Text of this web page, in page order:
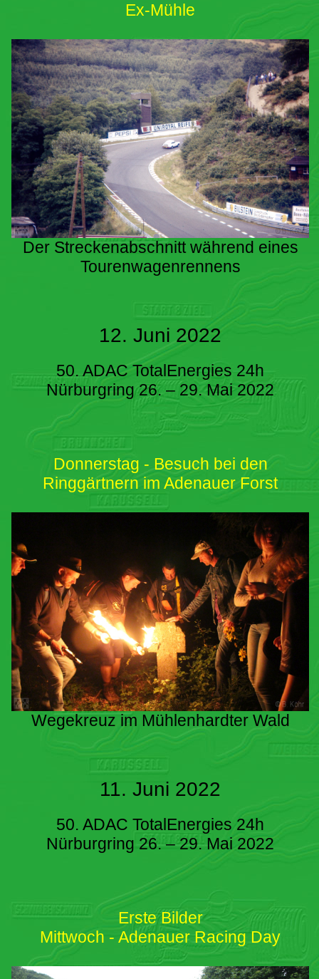
Ex-Mühle
Der Streckenabschnitt während eines
Tourenwagenrennens
12. Juni 2022
50. ADAC TotalEnergies 24h
Nürburgring 26. – 29. Mai 2022
Donnerstag - Besuch bei den
Ringgärtnern im Adenauer Forst
Wegekreuz im Mühlenhardter Wald
11. Juni 2022
50. ADAC TotalEnergies 24h
Nürburgring 26. – 29. Mai 2022
Erste Bilder
Mittwoch - Adenauer Racing Day